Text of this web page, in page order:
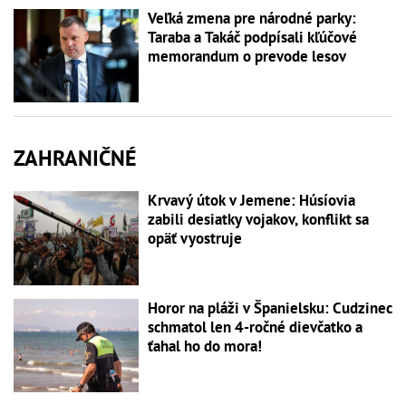
Veľká zmena pre národné parky:
Taraba a Takáč podpísali kľúčové
memorandum o prevode lesov
ZAHRANIČNÉ
Krvavý útok v Jemene: Húsíovia
zabili desiatky vojakov, konflikt sa
opäť vyostruje
Horor na pláži v Španielsku: Cudzinec
schmatol len 4-ročné dievčatko a
ťahal ho do mora!